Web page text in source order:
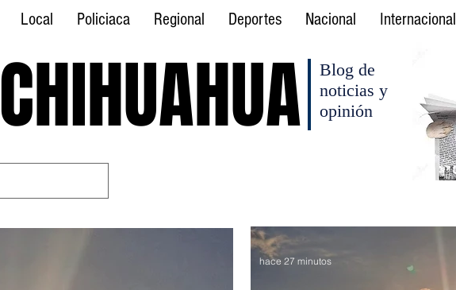
Local Policiaca Regional Deportes Nacional Internacional
Blog de
noticias y
opinión
hace 27 minutos